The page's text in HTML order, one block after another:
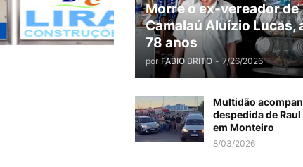
Morre o ex-vereador de
Camalaú Aluízio Lucas,
78 anos
por FABIO BRITO - 7/26/2026
Multidão
despedida de
em Monteiro
8/03/2026